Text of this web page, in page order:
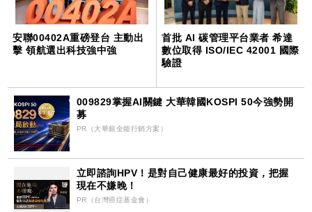
安聯00402A重磅登台 主動出
擊 領航選出科技強中強
首批 AI 碳管理平台業者 希達
數位取得 ISO/IEC 42001 國際
驗證
009829掌握AI關鍵 大華韓國KOSPI 50今強勢開
募
PR（大華銀全能行銷方案）
立即諮詢HPV！是對自己健康最好的投資，把握
現在不嫌晚！
PR（台灣癌症基金會）